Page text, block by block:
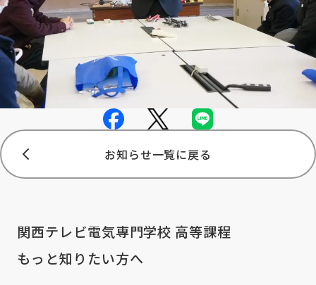
お知らせ一覧に戻る
関西テレビ電気専門学校 高等課程
もっと知りたい方へ